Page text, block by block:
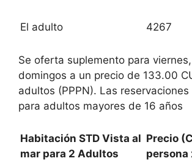
El adulto 4267
Se oferta suplemento para
domingos a un precio de 133.00
adultos (PPPN). Las reservaciones
para adultos mayores de 16 años
Habitación STD Vista al
mar para 2 Adultos
Precio
persona